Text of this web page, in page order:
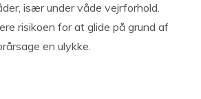
især under våde vejrforhold.
risikoen for at glide på grund af
en ulykke.